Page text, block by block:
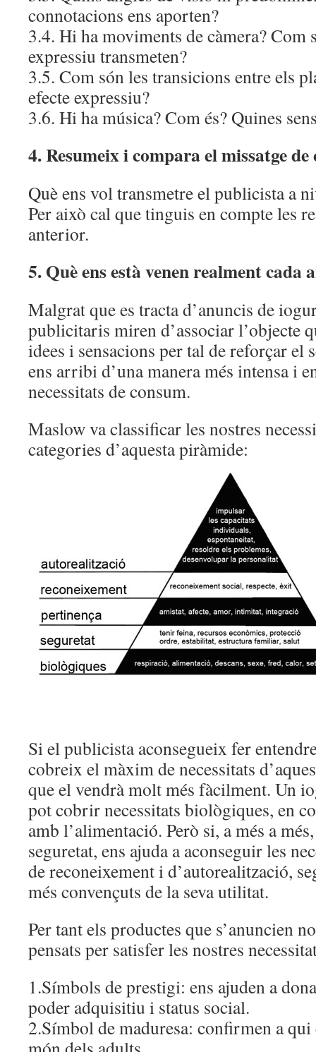
connotacions ens aporten?
3.4. Hi ha moviments de càmera? Com
expressiu transmeten?
3.5. Com són les transicions entre els
efecte expressiu?
3.6. Hi ha música? Com és? Quines
4. Resumeix i compara el missatge
Què ens vol transmetre el publicista a
Per això cal que tinguis en compte les
anterior.
5. Què ens està venen realment cada
Malgrat que es tracta d’anuncis de
publicitaris miren d’associar l’objecte
idees i sensacions per tal de reforçar el
ens arribi d’una manera més intensa i
necessitats de consum.
Maslow va classificar les nostres
categories d’aquesta piràmide:
Si el publicista aconsegueix fer
cobreix el màxim de necessitats
que el vendrà molt més fàcilment. Un
pot cobrir necessitats biològiques, en
amb l’alimentació. Però si, a més a
seguretat, ens ajuda a aconseguir les
de reconeixement i d’autorealització,
més convençuts de la seva utilitat.
Per tant els productes que s’anuncien
pensats per satisfer les nostres
1.Símbols de prestigi: ens ajuden a
poder adquisitiu i status social.
2.Símbol de maduresa: confirmen a